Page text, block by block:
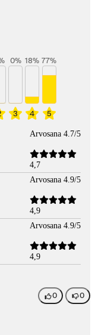
3
0%
4
18%
5
77%
Arvosana 4.7/5
4,7
Arvosana 4.9/5
4,9
Arvosana 4.9/5
4,9
0 0